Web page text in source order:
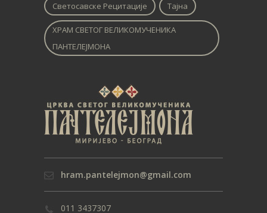
Светосавске Рецитације Тајна
ХРАМ СВЕТОГ ВЕЛИКОМУЧЕНИКА
ПАНТЕЛЕЈМОНА
hram.pantelejmon@gmail.com
011 3437307